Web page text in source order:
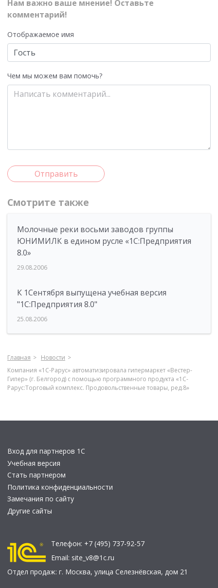
Нам важно ваше мнение! Оставьте
комментарий!
Отображаемое имя
Чем мы можем вам помочь?
Отправить
Смотрите также
Молочные реки восьми заводов группы
ЮНИМИЛК в едином русле «1С:Предприятия
8.0»
29.08.2006
К 1Сентября выпущена учебная версия
"1C:Предприятия 8.0"
25.08.2006
Главная
Новости
Компания «1С-Рарус» автоматизировала гипермаркет «Вестер-
Гипер» (г. Белгород) с помощью программного продукта «1С-
Рарус:Торговый комплекс. Продовольственные товары, ред.8»
Вход для партнеров 1С
Учебная версия
Стать партнером
Политика конфиденциальности
Замечания по сайту
Другие сайты
Телефон: +7 (495) 737-92-57
Email: site_v8@1c.ru
Отдел продаж: г. Москва, улица Селезнёвская, дом 21